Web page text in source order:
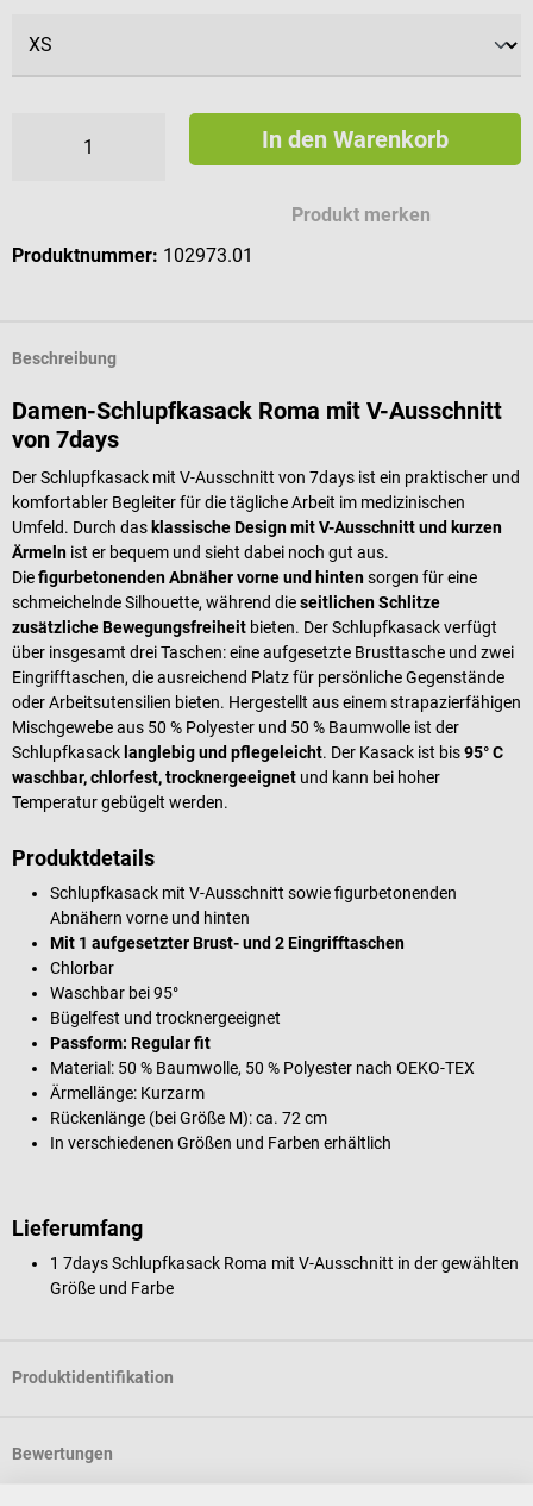
In den Warenkorb
Produkt merken
Produktnummer: 102973.01
Beschreibung
Damen-Schlupfkasack Roma mit V-Ausschnitt
von 7days
Der Schlupfkasack mit V-Ausschnitt von 7days ist ein praktischer und
komfortabler Begleiter für die tägliche Arbeit im medizinischen
Umfeld. Durch das klassische Design mit V-Ausschnitt und kurzen
Ärmeln ist er bequem und sieht dabei noch gut aus.
Diefigurbetonenden Abnäher vorne und hintensorgen für eine
schmeichelnde Silhouette, während dieseitlichen Schlitze
zusätzliche Bewegungsfreiheit bieten. Der Schlupfkasack verfügt
über insgesamt drei Taschen: eine aufgesetzte Brusttasche und zwei
Eingrifftaschen, die ausreichend Platz für persönliche Gegenstände
oder Arbeitsutensilien bieten. Hergestellt aus einem strapazierfähigen
Mischgewebe aus 50 % Polyester und 50 % Baumwolle ist der
Schlupfkasack langlebig und pflegeleicht. Der Kasack ist bis95° C
waschbar, chlorfest, trocknergeeignet und kann bei hoher
Temperatur gebügelt werden.
Produktdetails
Schlupfkasack mit V-Ausschnitt sowie figurbetonenden
Abnähern vorne und hinten
Mit 1 aufgesetzter Brust- und 2 Eingrifftaschen
Chlorbar
Waschbar bei 95°
Bügelfest und trocknergeeignet
Passform: Regular fit
Material: 50 % Baumwolle, 50 % Polyester nach OEKO-TEX
Ärmellänge: Kurzarm
Rückenlänge (bei Größe M): ca. 72 cm
In verschiedenen Größen und Farben erhältlich
Lieferumfang
1 7days Schlupfkasack Roma mit V-Ausschnitt in der gewählten
Größe und Farbe
Produktidentifikation
Bewertungen